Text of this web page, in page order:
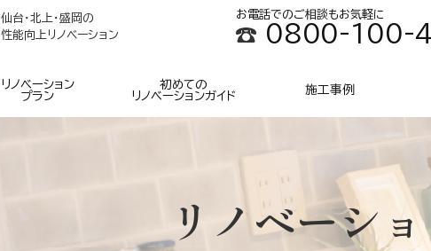
仙台・北上・盛岡の
性能向上リノベーション
お電話でのご相談もお気軽に
0800-100-
リノベーション
プラン
初めての
リノベーションガイド
施工事例
リノベーシ